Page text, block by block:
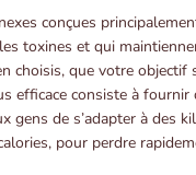
conçues
toxines et qui
choisis, que votre
efficace consiste à
gens de s’adapter à des
pour perdre